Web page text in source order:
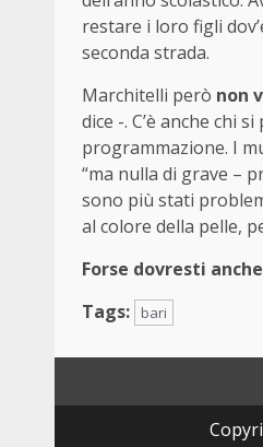
restare i loro figli
seconda strada.
Marchitelli però non
dice -. C’è anche chi
programmazione. I
“ma nulla di grave –
sono più stati
al colore della pelle,
Forse dovresti
Tags:
bari